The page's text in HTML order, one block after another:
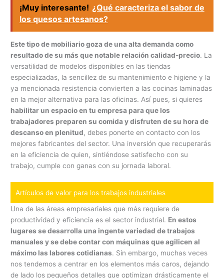
¡Muy interesante! ¿Qué caracteriza el sabor de
los quesos artesanos?
Este tipo de mobiliario goza de una alta demanda como
resultado de su más que notable relación calidad-precio. La
versatilidad de modelos disponibles en las tiendas
especializadas, la sencillez de su mantenimiento e higiene y la
ya mencionada resistencia convierten a las cocinas laminadas
en la mejor alternativa para las oficinas. Así pues, si quieres
habilitar un espacio en tu empresa para que los
trabajadores preparen su comida y disfruten de su hora de
descanso en plenitud, debes ponerte en contacto con los
mejores fabricantes del sector. Una inversión que recuperarás
en la eficiencia de quien, sintiéndose satisfecho con su
trabajo, cumple con ganas con su jornada laboral.
Artículos de valor para los trabajos industriales
Una de las áreas empresariales que más requiere de
productividad y eficiencia es el sector industrial. En estos
lugares se desarrolla una ingente variedad de trabajos
manuales y se debe contar con máquinas que agilicen al
máximo las labores cotidianas. Sin embargo, muchas veces
nos tendemos a centrar en los elementos más caros, dejando
de lado los pequeños detalles que optimizan drásticamente el